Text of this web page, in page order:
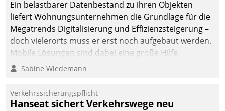
Ein belastbarer Datenbestand zu ihren Objekten
liefert Wohnungsunternehmen die Grundlage für die
Megatrends Digitalisierung und Effizienzsteigerung –
doch vielerorts muss er erst noch aufgebaut werden.
Mobile Lösungen sind dabei eine große Hilfe.
Sabine Wiedemann
Verkehrssicherungspflicht
Hanseat sichert Verkehrswege neu